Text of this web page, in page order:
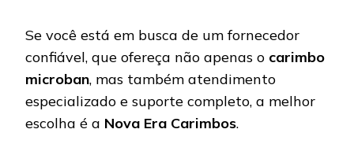
Se você está em busca de um fornecedor
confiável, que ofereça não apenas o carimbo
microban, mas também atendimento
especializado e suporte completo, a melhor
escolha é a Nova Era Carimbos.